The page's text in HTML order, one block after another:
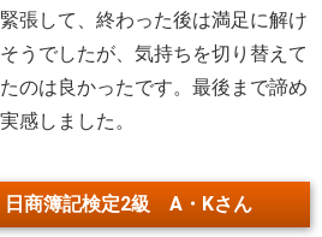
張して、終わった後は満足に解け
うでしたが、気持ちを切り替えて
のは良かったです。最後まで諦め
感しました。
商簿記検定2級 A・Kさん